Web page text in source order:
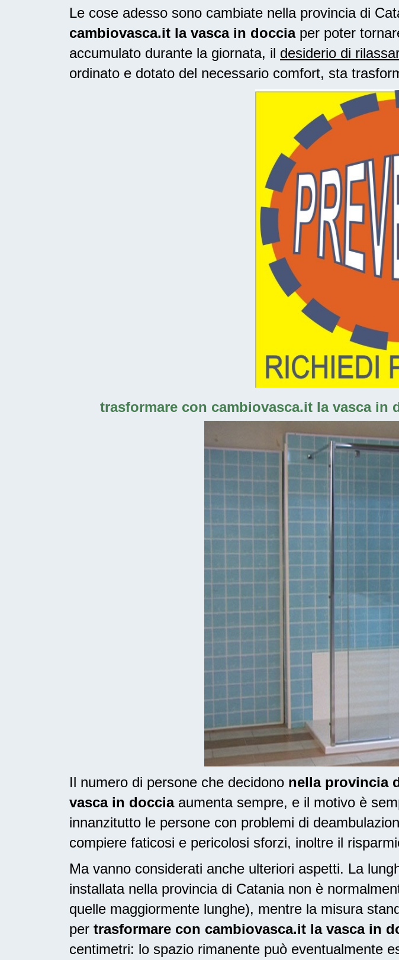
Le cose adesso sono cambiate nella provincia di
cambiovasca.it la vasca in docciaper poter
accumulato durante la giornata, il desiderio di
ordinato e dotato del necessario comfort, sta
trasformare con cambiovasca.it la vasca
Il numero di persone che decidono nella provincia
vasca in docciaaumenta sempre, e il motivo è
innanzitutto le persone con problemi di
compiere faticosi e pericolosi sforzi, inoltre il
Ma vanno considerati anche ulteriori aspetti. La
installata nella provincia di Catania non è
quelle maggiormente lunghe), mentre la misura
per trasformare con cambiovasca.it la vasca in
centimetri: lo spazio rimanente può eventualmente